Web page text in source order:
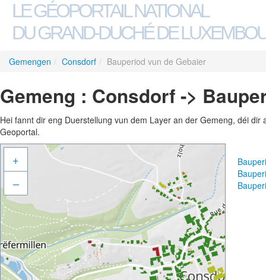
LE GÉOPORTAIL NATIONAL
DU GRAND-DUCHÉ DE
Gemengen / Consdorf / Bauperiod vun de Gebaier
Gemeng : Consdorf ->
Hei fannt dir eng Duerstellung vun dem Layer an der Gemeng, déi
Geoportal.
+
–